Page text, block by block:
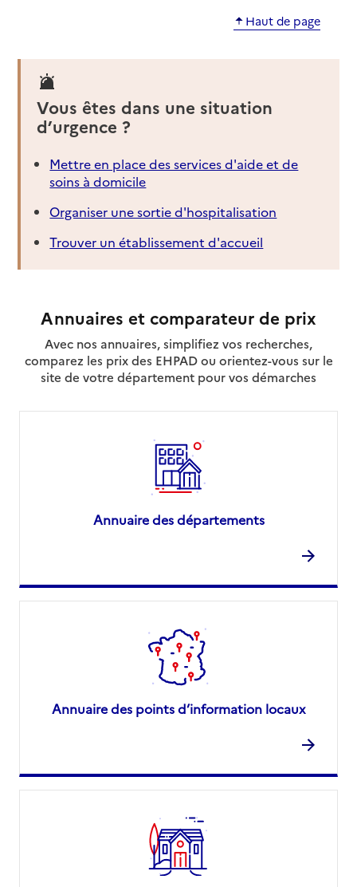
Haut de page
Vous êtes dans une situation
d’urgence ?
Mettre en place des services d'aide et de
soins à domicile
Organiser une sortie d'hospitalisation
Trouver un établissement d'accueil
Annuaires et comparateur de prix
Avec nos annuaires, simplifiez vos recherches,
comparez les prix des EHPAD ou orientez-vous sur le
site de votre département pour vos démarches
Annuaire des départements
Annuaire des points d’information locaux